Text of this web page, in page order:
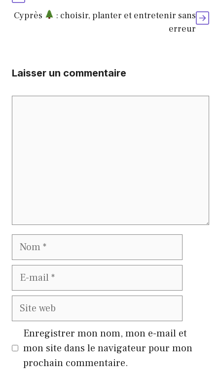
Cyprès
: choisir, planter et entretenir sans
erreur
Laisser un commentaire
Nom
E-
Site
Enregistrer mon nom, mon e-mail et
mon site dans le navigateur pour mon
prochain commentaire.